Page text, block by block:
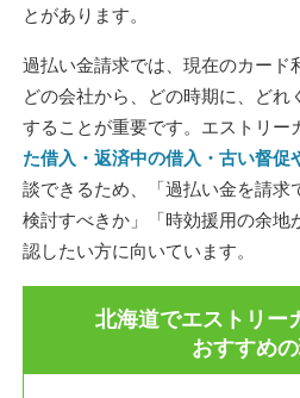
とがあります。
過払い金請求では、現在のカード
どの会社から、どの時期に、どれ
することが重要です。エストリー
た借入・返済中の借入・古い督促
談できるため、「過払い金を請求
検討すべきか」「時効援用の余地
認したい方に向いています。
北海道でエストリー
おすすめ